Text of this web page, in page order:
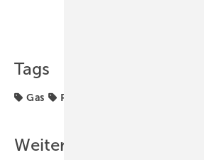
Tags
Gas Produkte
Weitere Inhalte